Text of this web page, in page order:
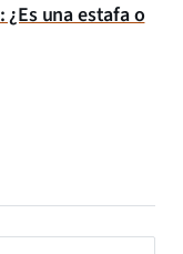
una estafa o